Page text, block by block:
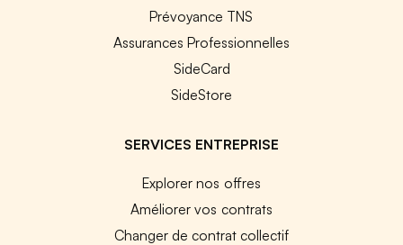
Prévoyance TNS
Assurances Professionnelles
SideCard
SideStore
SERVICES ENTREPRISE
Explorer nos offres
Améliorer vos contrats
Changer de contrat collectif